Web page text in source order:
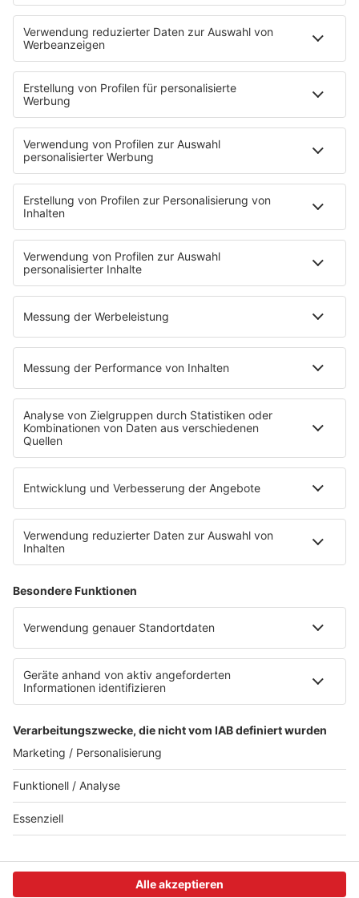
FUN
PODCAST
App
Alexa (externer Link zu Amazon)
CRR YouTube
SERVICE
Top Themen des Tages
Wetter
Weggehtipps
Jobbörse
Tipps und Tricks
B2B / Mediadaten
App
Datenschutzerklärung
Kontakt
Impressum
Privacy Settings
WETTER
SAARLAND
FREITAG
11-27°